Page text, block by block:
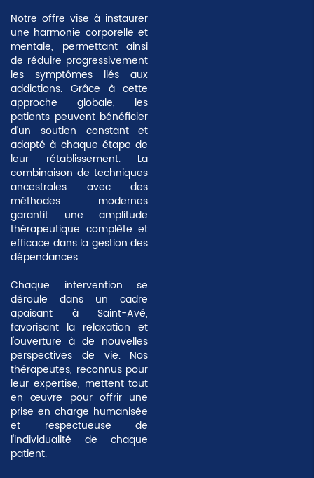
Notre offre vise à instaurer
une harmonie corporelle et
mentale, permettant ainsi
de réduire progressivement
les symptômes liés aux
addictions. Grâce à cette
approche globale, les
patients peuvent bénéficier
d'un soutien constant et
adapté à chaque étape de
leur rétablissement. La
combinaison de techniques
ancestrales avec des
méthodes modernes
garantit une amplitude
thérapeutique complète et
efficace dans la gestion des
dépendances.
Chaque intervention se
déroule dans uncadre
apaisant à Saint-Avé,
favorisant la relaxation et
l'ouverture à de nouvelles
perspectives de vie. Nos
thérapeutes, reconnus pour
leur expertise, mettent tout
en œuvre pour offrir une
prise en charge humanisée
et respectueuse de
l'individualité de chaque
patient.